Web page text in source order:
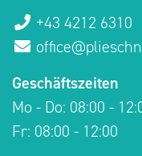
+43 4212 6310
Geschäftszeiten
Mo - Do: 08:00 -
Fr: 08:00 - 12:00